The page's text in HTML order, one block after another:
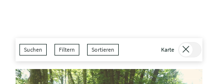
Suchen Filtern Sortieren Karte